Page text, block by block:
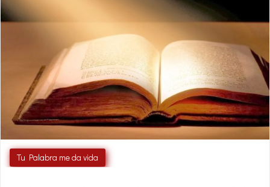
Tu Palabra me da vida